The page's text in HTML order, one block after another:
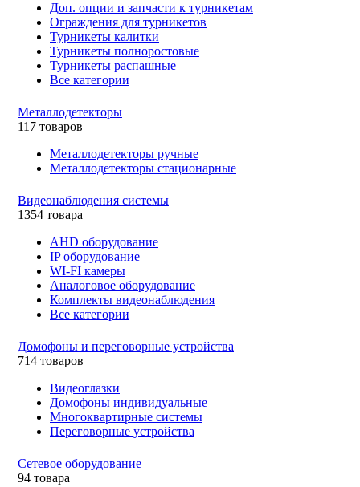
Доп. опции и запчасти к турникетам
Ограждения для турникетов
Турникеты калитки
Турникеты полноростовые
Турникеты распашные
Все категории
Металлодетекторы
117 товаров
Металлодетекторы ручные
Металлодетекторы стационарные
Видеонаблюдения cистемы
1354 товара
AHD оборудование
IP оборудование
WI-FI камеры
Аналоговое оборудование
Комплекты видеонаблюдения
Все категории
Домофоны и переговорные устройства
714 товаров
Видеоглазки
Домофоны индивидуальные
Многоквартирные системы
Переговорные устройства
Сетевое оборудование
94 товара